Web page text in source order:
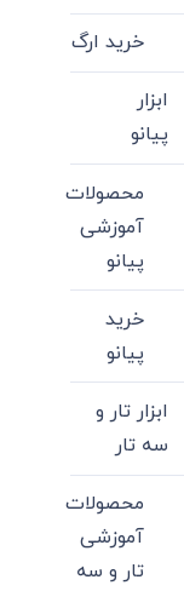
خرید ارگ
ابزار
پیانو
محصولات
آموزشی
پیانو
خرید
پیانو
ابزار تار و
سه تار
محصولات
آموزشی
تار و سه